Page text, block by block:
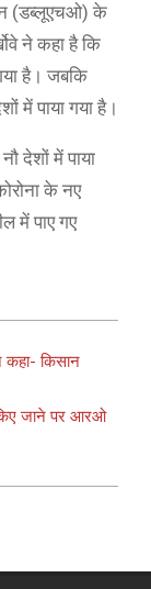
(डब्लूएचओ) के
ने कहा है कि
है। जबकि
में पाया गया है।
देशों में पाया
के नए
में पाए गए
कहा- किसान
किए जाने पर आरओ